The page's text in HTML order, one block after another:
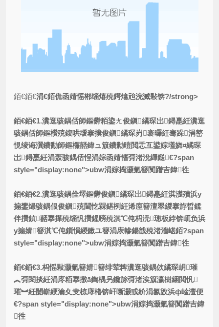
銆€銆€涓€銆佹函婧愮郴缁熺殑鍔熻兘浣滅敤锛?/strong>
銆€銆€1.瀵逛骇鍝佸師鏂欎粨鍌ㄤ俊鎭繘琛岀鐞嗭紝瀵逛
骇鍝佸師鏂欑殑鍑哄叆搴撲俊鎭繘琛岃褰曪紝骞跺涓嶅
悓绫诲瀷鐨勫師鏂欏嚭鍏ュ簱鐨勬暟閲忎互鍙婃壒娆¤繘琛
岀鐞嗭紝涓轰骇鍝佸悜涓婃函婧愭彁渚涗緷鎹€?span
style="display:none">ubw涓婃捣灏氭簮闃蹭吉鍏徃
銆€銆€2.瀵逛骇鍝佺墿鏂欎俊鎭繘琛岀鐞嗭紝淇濋殰浜у
搧鐢熶骇鍝佷俊鎭殑閫忔槑鍖栵紝浠庢簮澶翠緵搴斿晢鍒
伴攢鍞嚭搴撶殑缁忛攢鍟嗙殑淇℃伅杩涜璁板綍锛屼负浜
у搧婧簮淇℃伅鎻愪緵鏉ユ簮涓庡幓鍚戠殑渚濇嵁銆?span
style="display:none">ubw涓婃捣灏氭簮闃蹭吉鍏徃
銆€銆€3.杩愮敤灏氭簮婧簮绯荤粺瀵逛骇鍝佽繘琛岄璀
︽彁閱掞紝涓庝粨搴撴ā鍧楀叧鑱旀彁渚涘簱瀛樹綑閲忛
璀︼紝闄嶄綆瀹夊叏椋庨櫓锛屽噺灏戜紒涓氱敓浜ф崯澶便
€?span style="display:none">ubw涓婃捣灏氭簮闃蹭吉鍏
徃